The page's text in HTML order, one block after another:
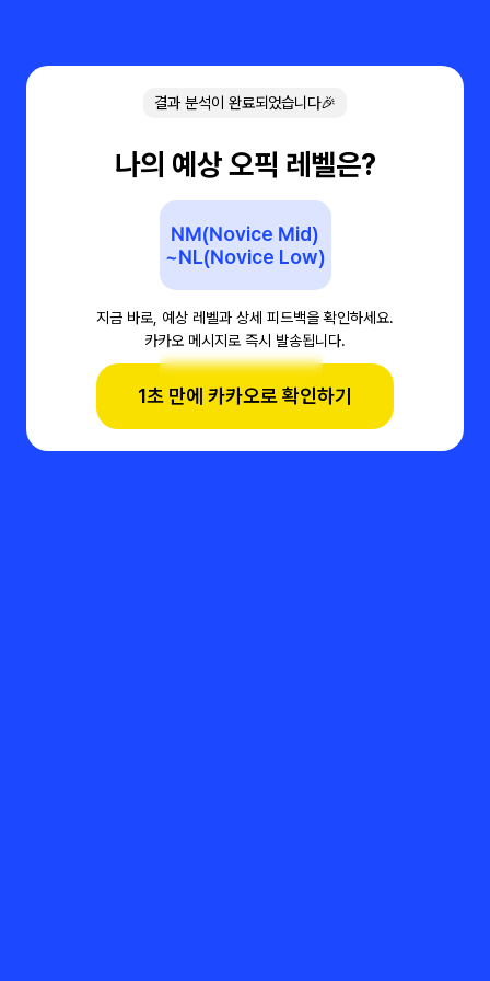
결과 분석이 완료되었습니다🎉
나의 예상 오픽 레벨은?
NM(Novice Mid)
~NL(Novice Low)
지금 바로, 예상 레벨과 상세 피드백을 확인하세요.
카카오 메시지로 즉시 발송됩니다.
1초 만에 카카오로 확인하기